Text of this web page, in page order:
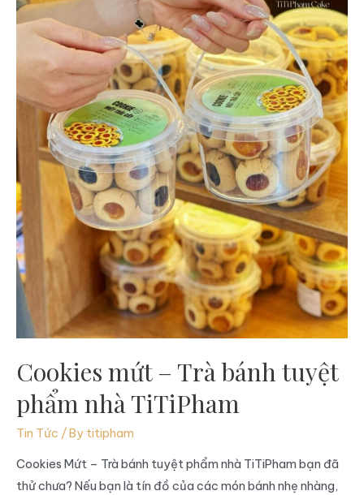
Cookies mứt – Trà bánh tuyệt
phẩm nhà TiTiPham
Tin Tức / By titipham
Cookies Mứt – Trà bánh tuyệt phẩm nhà TiTiPham bạn đã
thử chưa? Nếu bạn là tín đồ của các món bánh nhẹ nhàng,